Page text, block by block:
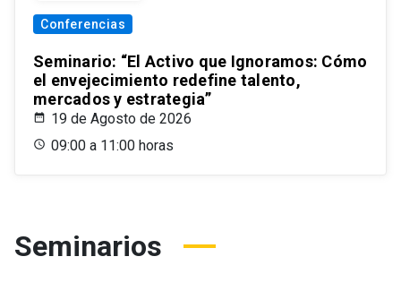
Conferencias
Seminario: “El Activo que Ignoramos: Cómo
el envejecimiento redefine talento,
mercados y estrategia”
19 de Agosto de 2026
09:00 a 11:00 horas
Seminarios